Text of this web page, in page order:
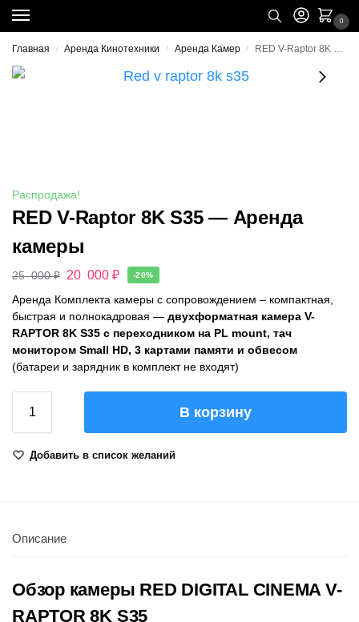
0
Главная / Аренда Кинотехники / Аренда Камер / RED V-Raptor 8K S35 — Аренда камеры
Распродажа!
RED V-Raptor 8K S35 — Аренда
камеры
25 000₽ 20 000 ₽ -20%
Аренда Комплекта камеры с сопровождением – компактная,
быстрая и полнокадровая — двухформатная камера V-
RAPTOR 8K S35 с переходником на PL mount, тач
монитором Small HD, 3 картами памяти и обвесом
(батареи и зарядник в комплект не входят)
В корзину
Добавить в список желаний
Описание
Обзор камеры RED DIGITAL CINEMA V-
RAPTOR 8K S35